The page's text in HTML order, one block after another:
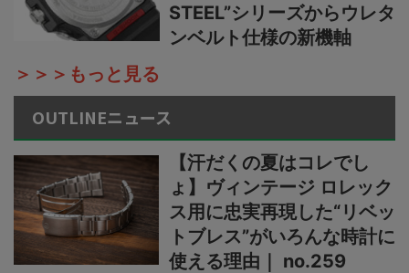
STEEL”シリーズからウレタ
ンベルト仕様の新機軸
＞＞＞もっと見る
OUTLINEニュース
【汗だくの夏はコレでし
ょ】ヴィンテージ ロレック
ス用に忠実再現した“リベッ
トブレス”がいろんな時計に
使える理由｜ no.259